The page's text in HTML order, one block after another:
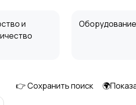
и
Оборудование
👉 Сохранить поиск